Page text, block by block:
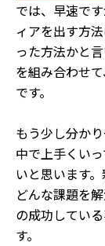
では、早速で
ィアを出す方
った方法かと
を組み合わせ
です。
もう少し分か
中で上手くい
いと思います
どんな課題を
の成功してい
す。